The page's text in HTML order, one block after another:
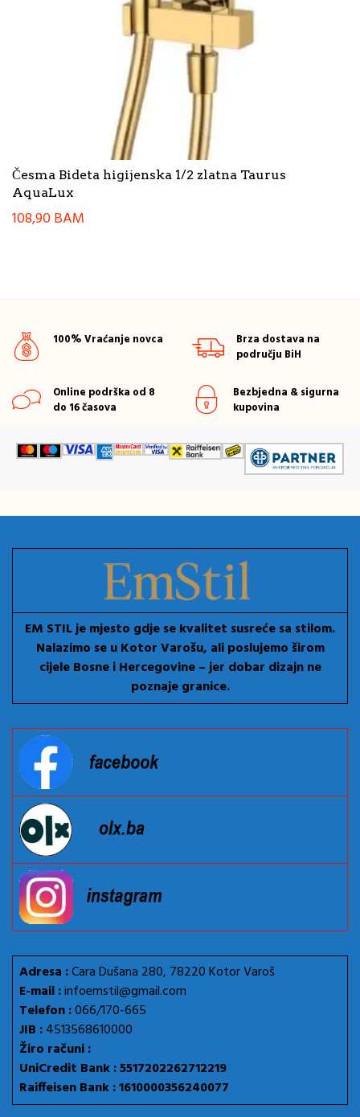
Česma Bideta higijenska 1/2 zlatna Taurus
AquaLux
108,90BAM
100% Vraćanje novca
Brza dostava na
području BiH
Online podrška od 8
do 16 časova
Bezbjedna & sigurna
kupovina
EM STIL je mjesto gdje se kvalitet susreće sa stilom.
Nalazimo se u Kotor Varošu, ali poslujemo širom
cijele Bosne i Hercegovine – jer dobar dizajn ne
poznaje granice.
Adresa :Cara Dušana 280, 78220 Kotor Varoš
E-mail :infoemstil@gmail.com
Telefon :066/170-665
JIB :4513568610000
Žiro računi :
UniCredit Bank : 5517202262712219
Raiffeisen Bank : 1610000356240077